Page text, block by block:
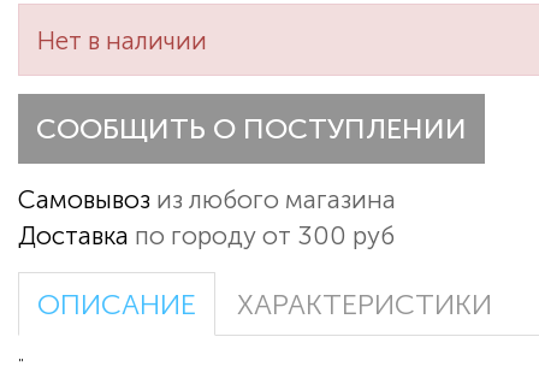
Нет в наличии
СООБЩИТЬ О ПОСТУПЛЕНИИ
Самовывоз из любого магазина
Доставка по городу от 300 руб
ОПИСАНИЕ ХАРАКТЕРИСТИКИ
"